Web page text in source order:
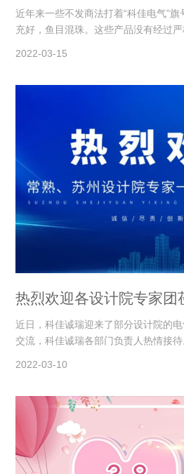
近年来一些不发商法打着“科佳电气”
充好，鱼目混珠。这些产品没有经过严
2022-03-15
热烈欢迎各设计院专家团
近日，科佳诚瑞迎来了部分设计院的
交流，科佳诚瑞各部门负责人热情接待
2022-03-10